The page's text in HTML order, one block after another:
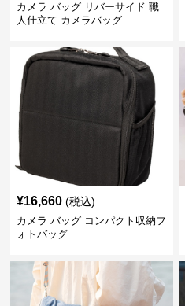
カメラ バッグ リバーサイド 職
人仕立て カメラバッグ
¥16,660 (税込)
カメラ バッグ コンパクト収納フ
ォトバッグ